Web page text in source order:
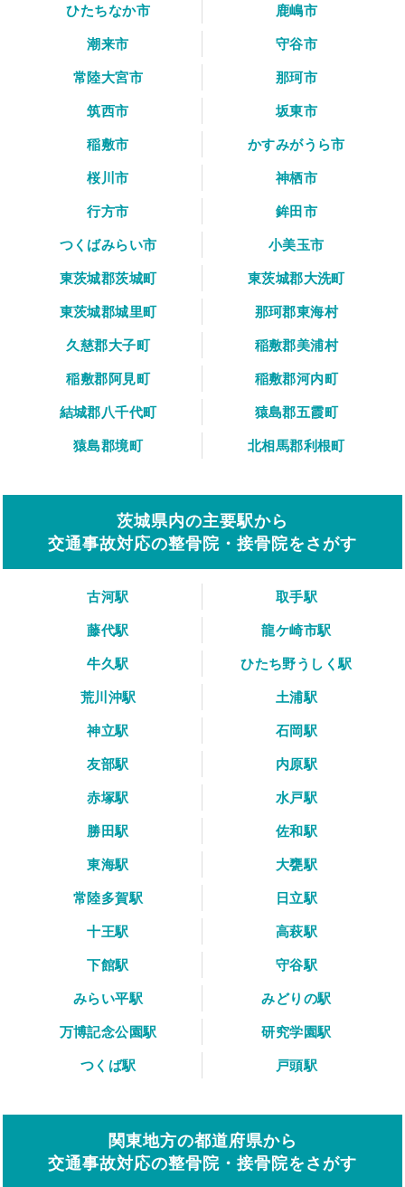
ひたちなか市
鹿嶋市
潮来市
守谷市
常陸大宮市
那珂市
筑西市
坂東市
稲敷市
かすみがうら市
桜川市
神栖市
行方市
鉾田市
つくばみらい市
小美玉市
東茨城郡茨城町
東茨城郡大洗町
東茨城郡城里町
那珂郡東海村
久慈郡大子町
稲敷郡美浦村
稲敷郡阿見町
稲敷郡河内町
結城郡八千代町
猿島郡五霞町
猿島郡境町
北相馬郡利根町
茨城県内の主要駅から
交通事故対応の整骨院・接骨院をさがす
古河駅
取手駅
藤代駅
龍ケ崎市駅
牛久駅
ひたち野うしく駅
荒川沖駅
土浦駅
神立駅
石岡駅
友部駅
内原駅
赤塚駅
水戸駅
勝田駅
佐和駅
東海駅
大甕駅
常陸多賀駅
日立駅
十王駅
高萩駅
下館駅
守谷駅
みらい平駅
みどりの駅
万博記念公園駅
研究学園駅
つくば駅
戸頭駅
関東地方の都道府県から
交通事故対応の整骨院・接骨院をさがす